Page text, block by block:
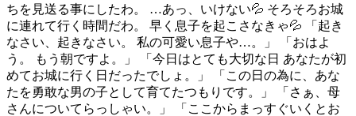
ちを見送る事にしたわ。 …あっ、いけない💦 そろそろお城
に連れて行く時間だわ。 早く息子を起こさなきゃ💦 「起き
なさい、起きなさい。 私の可愛い息子や…。」 「おはよ
う。 もう朝ですよ。」 「今日はとても大切な日 あなたが初
めてお城に行く日だったでしょ。」 「この日の為に、あな
たを勇敢な男の子として育てたつもりです。」 「さぁ、母
さんについてらっしゃい。」 「ここからまっすぐいくとお